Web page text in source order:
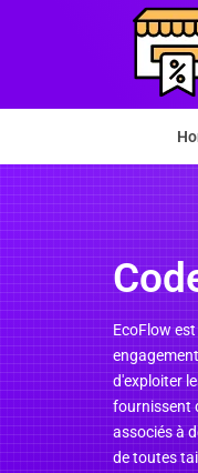
EcoFlow
d'exploiter
fournissent
associés à
de toutes